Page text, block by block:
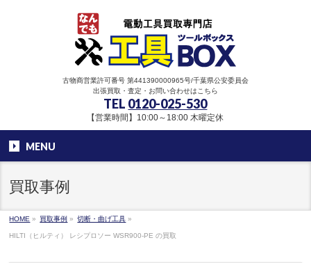
古物商営業許可番号 第441390000965号/千葉県公安委員会
出張買取・査定・お問い合わせはこちら
TEL 0120-025-530
【営業時間】10:00～18:00 木曜定休
MENU
買取事例
HOME » 買取事例 » 切断・曲げ工具 »
HILTI（ヒルティ） レシプロソー WSR900-PE の買取